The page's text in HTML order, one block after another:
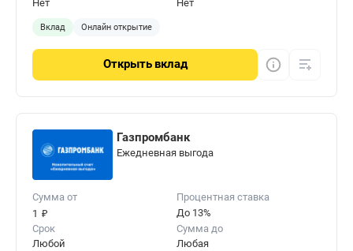
Нет Нет
Вклад Онлайн открытие
Открыть вклад
Газпромбанк
Ежедневная выгода
Сумма от
1 ₽
Процентная ставка
До 13%
Срок
Любой
Сумма до
Любая